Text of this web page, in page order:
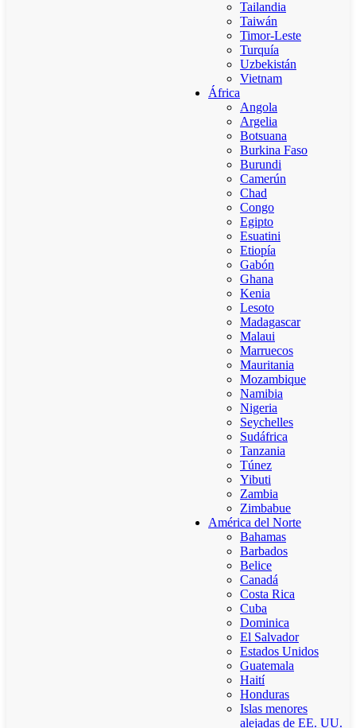
Tailandia
Taiwán
Timor-Leste
Turquía
Uzbekistán
Vietnam
África
Angola
Argelia
Botsuana
Burkina Faso
Burundi
Camerún
Chad
Congo
Egipto
Esuatini
Etiopía
Gabón
Ghana
Kenia
Lesoto
Madagascar
Malaui
Marruecos
Mauritania
Mozambique
Namibia
Nigeria
Seychelles
Sudáfrica
Tanzania
Túnez
Yibuti
Zambia
Zimbabue
América del Norte
Bahamas
Barbados
Belice
Canadá
Costa Rica
Cuba
Dominica
El Salvador
Estados Unidos
Guatemala
Haití
Honduras
Islas menores
alejadas de EE. UU.